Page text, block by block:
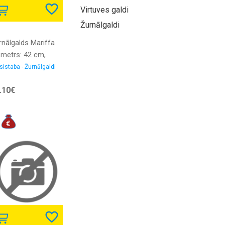
Mariffa
42 cm,
krāsa:
melns,
apaļš,
MDF +
+ finieris
- Žurnālgaldi
Virtuves galdi
Žurnālgaldi